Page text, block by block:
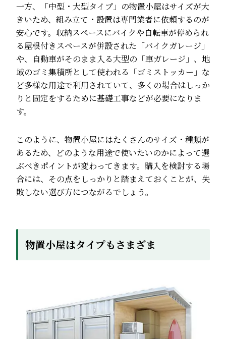
一方、「中型・大型タイプ」の物置小屋はサイズが大
きいため、組み立て・設置は専門業者に依頼するのが
安心です。収納スペースにバイクや自転車が停められ
る屋根付きスペースが併設された「バイクガレージ」
や、自動車がそのまま入る大型の「車ガレージ」、地
域のゴミ集積所として使われる「ゴミストッカー」な
ど多様な用途で利用されていて、多くの場合はしっか
りと固定をするために基礎工事などが必要になりま
す。
このように、物置小屋にはたくさんのサイズ・種類が
あるため、どのような用途で使いたいのかによって選
ぶべきポイントが変わってきます。購入を検討する場
合には、その点をしっかりと踏まえておくことが、失
敗しない選び方につながるでしょう。
物置小屋はタイプもさまざま